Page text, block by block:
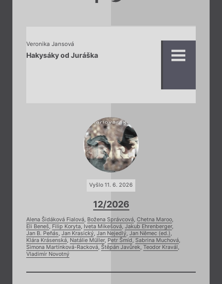
Veronika Jansová
Hakysáky od Juráška
Vyšlo 11. 6. 2026
12/2026
Alena Šidáková Fialová, Božena Správcová, Chetna Maroo,
Eli Beneš, Filip Koryta, Iveta Mikešová, Jakub Ehrenberger,
Jan B. Peňás, Jan Krasický, Jan Nejedlý, Jan Němec (ed.),
Klára Krásenská, Natálie Müller, Petr Šmíd, Sabrina Muchová,
Simona Martínková-Racková, Štěpán Javůrek, Teodor Kravál,
Vladimír Novotný